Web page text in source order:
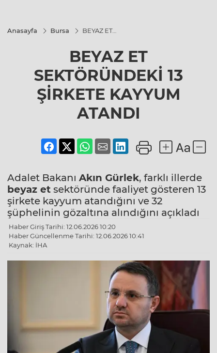
Anasayfa Bursa
BEYAZ ET
KAYYUM
ATANDI
BEYAZ ET
SEKTÖRÜNDEKİ 13
ŞİRKETE KAYYUM
ATANDI
Adalet Bakanı Akın Gürlek, farklı illerde
beyaz et sektöründe faaliyet gösteren 13
şirkete kayyum atandığını ve 32
şüphelinin gözaltına alındığını açıkladı
Haber Giriş Tarihi: 12.06.2026 10:20
Haber Güncellenme Tarihi: 12.06.2026 10:41
Kaynak: İHA